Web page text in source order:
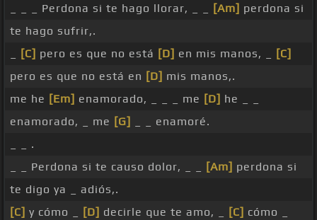
_ _ _ Perdona si te hago llorar, _ _
[Am] perdona si
te hago sufrir,.
[C] pero es que no está [D] en mis manos, _
[C]
pero es que no está en [D] mis manos,.
me he [Em] enamorado, _ _ _ me [D] he _ _
enamorado, _ me [G]
_ _ enamoré.
_ _ .
_ _ Perdona si te causo dolor, _ _
[Am] perdona si
te digo ya _ adiós,.
[C] y cómo _ [D] decirle que te amo, _ [C] cómo _